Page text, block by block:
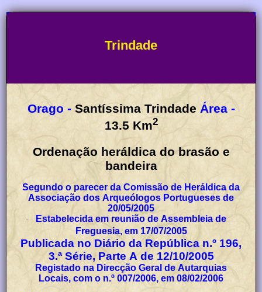
Trindade
Orago - Santíssima Trindade Área -
13.5 Km2
Ordenação heráldica do brasão e
bandeira
Segundo o parecer da Comissão de Heráldica da
Associação dos Arqueólogos Portugueses de
20/05/2005
Estabelecida em reunião de Assembleia de
Freguesia, em 17/07/2005
Publicada no Diário da República n.º 196,
3.ª Série, Parte A de 12/10/2005
Registado na Direcção Geral de Autarquias
Locais, com o n.º 007/2006, em 08/02/2006